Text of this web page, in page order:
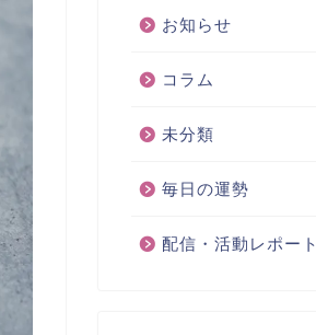
お知らせ
コラム
未分類
毎日の運勢
配信・活動レポート